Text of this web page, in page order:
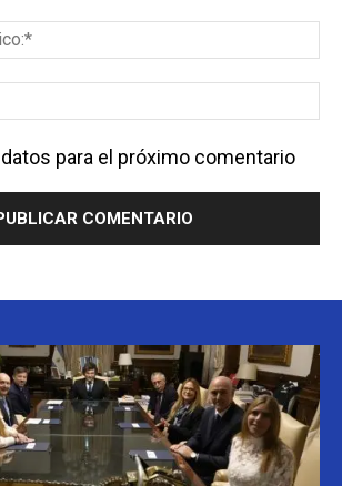
para el próximo comentario